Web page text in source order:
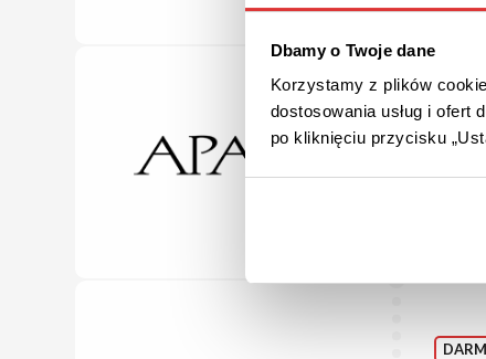
Dbamy o Twoje dane
Korzystamy z plików
dostosowania usług i ofert
po kliknięciu przycisku
DO